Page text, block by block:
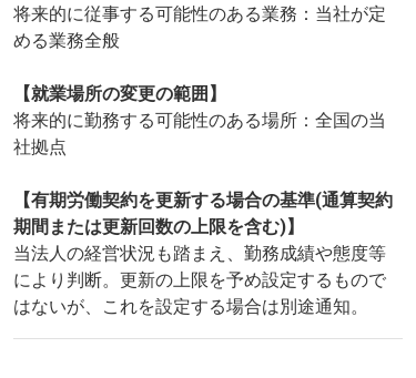
将来的に従事する可能性のある業務：当社が定
める業務全般
【就業場所の変更の範囲】
将来的に勤務する可能性のある場所：全国の当
社拠点
【有期労働契約を更新する場合の基準(通算契約
期間または更新回数の上限を含む)】
当法人の経営状況も踏まえ、勤務成績や態度等
により判断。更新の上限を予め設定するもので
はないが、これを設定する場合は別途通知。